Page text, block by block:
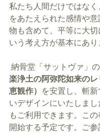
私たち人間だけではな
をあたえられた感情や
物も含めて、平等に大切
いう考え方が基本にあり
納骨堂「サットヴァ」の
楽浄土の阿弥陀如来の
恵観作） を安置し、斬
いデザインにいたしま
もご利用できます。こ
開始する予定です。ご